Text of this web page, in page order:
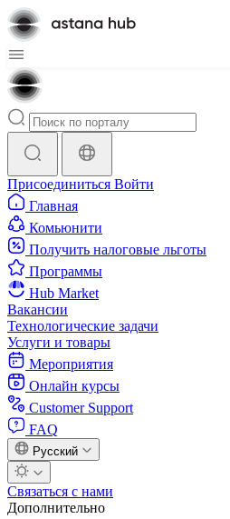
Присоединиться Войти
Главная
Комьюнити
Получить налоговые льготы
Программы
Hub Market
Вакансии
Технологические задачи
Услуги и товары
Мероприятия
Онлайн курсы
Customer Support
FAQ
Русский
Связаться с нами
Дополнительно